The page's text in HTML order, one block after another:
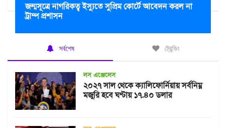
জন্মসূত্রে নাগরিকত্ব ইস্যুতে সুপ্রিম কোর্টে আবেদন করল না
ট্রাম্প প্রশাসন
সর্বশেষ ট্রেন্ডিং
লস এঞ্জেলেস
২০২৭ সাল থেকে ক্যালিফোর্নিয়ায় সর্বনিম্ন
মজুরি হবে ঘণ্টায় ১৭.৪০ ডলার